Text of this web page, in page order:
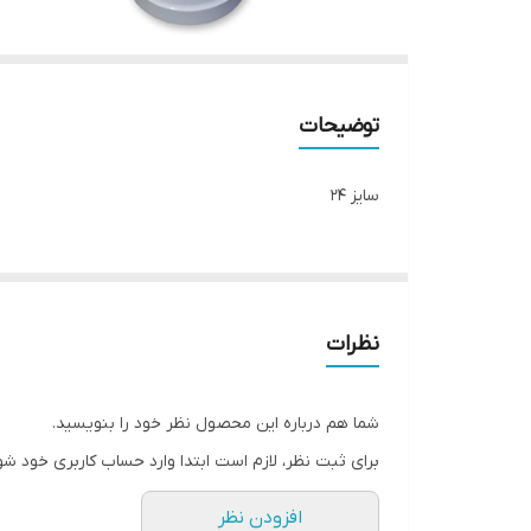
توضیحات
سایز ۲۴
نظرات
شما هم درباره این محصول نظر خود را بنویسید.
برای ثبت نظر، لازم است ابتدا وارد حساب کاربری خود
افزودن نظر